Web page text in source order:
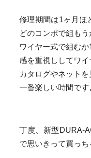
修理期間は1ヶ月ほ
どのコンポで組もう
ワイヤー式で組む
感を重視ししてワイ
カタログやネット
一番楽しい時間です
丁度、新型DURA-
で思いきって買っち